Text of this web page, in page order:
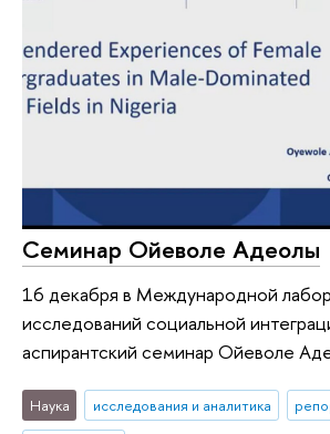
Семинар Ойеволе Адеолы
16 декабря в Международной
исследований социальной
аспирантский семинар Ойеволе
Наука исследования и аналитика